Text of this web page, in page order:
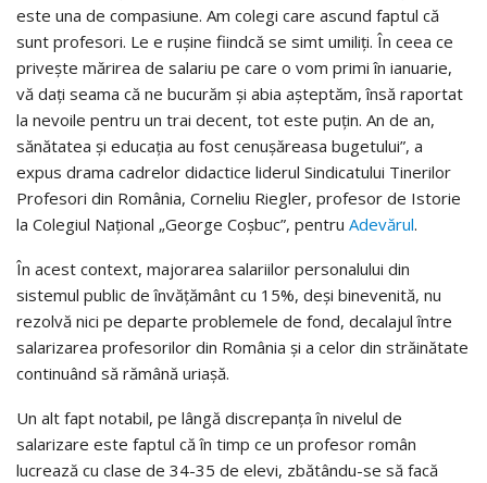
este una de compasiune. Am colegi care ascund faptul că
sunt profesori. Le e ruşine fiindcă se simt umiliţi. În ceea ce
priveşte mărirea de salariu pe care o vom primi în ianuarie,
vă daţi seama că ne bucurăm şi abia aşteptăm, însă raportat
la nevoile pentru un trai decent, tot este puţin. An de an,
sănătatea şi educaţia au fost cenuşăreasa bugetului”, a
expus drama cadrelor didactice liderul Sindicatului Tinerilor
Profesori din România, Corneliu Riegler, profesor de Istorie
la Colegiul Naţional „George Coşbuc”, pentru Adevărul.
În acest context, majorarea salariilor personalului din
sistemul public de învăţământ cu 15%, deşi binevenită, nu
rezolvă nici pe departe problemele de fond, decalajul între
salarizarea profesorilor din România şi a celor din străinătate
continuând să rămână uriaşă.
Un alt fapt notabil, pe lângă discrepanţa în nivelul de
salarizare este faptul că în timp ce un profesor român
lucrează cu clase de 34-35 de elevi, zbătându-se să facă